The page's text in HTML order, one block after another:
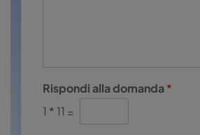
Rispondi alla domanda*
1 *11 =